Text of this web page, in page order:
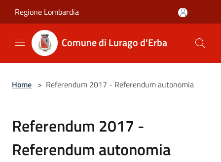
Regione Lombardia
Comune di Lurago d'Erba
Home > Referendum 2017 - Referendum autonomia
Referendum 2017 -
Referendum autonomia